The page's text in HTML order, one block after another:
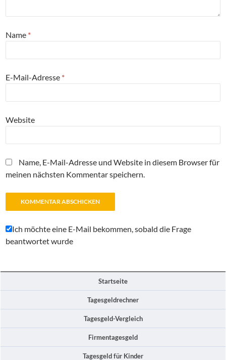
Name *
E-Mail-Adresse *
Website
Name, E-Mail-Adresse und Website in diesem Browser für
meinen nächsten Kommentar speichern.
Ich möchte eine E-Mail bekommen, sobald die Frage
beantwortet wurde
Startseite
Tagesgeldrechner
Tagesgeld-Vergleich
Firmentagesgeld
Tagesgeld für Kinder